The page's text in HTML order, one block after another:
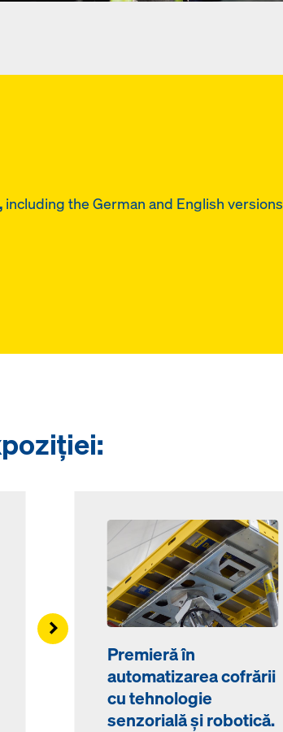
including the German and English versions
Open
Premieră în
automatizarea cofrării
cu tehnologie
senzorială și robotică.
Right